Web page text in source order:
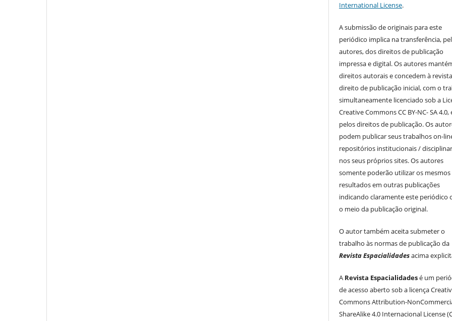
International License.
A submissão de originais para este
periódico implica na transferência,
autores, dos direitos de publicação
impressa e digital. Os autores
direitos autorais e concedem à
direito de publicação inicial, com o
simultaneamente licenciado sob a
Creative Commons CC BY-NC- SA 4.0,
pelos direitos de publicação. Os
podem publicar seus trabalhos on-
repositórios institucionais /
nos seus próprios sites. Os autores
somente poderão utilizar os mesmos
resultados em outras publicações
indicando claramente este periódico
o meio da publicação original.
O autor também aceita submeter o
trabalho às normas de publicação da
Revista Espacialidadesacima
A Revista Espacialidadesé um
de acesso aberto sob a licença
Commons Attribution-
ShareAlike 4.0 Internacional License